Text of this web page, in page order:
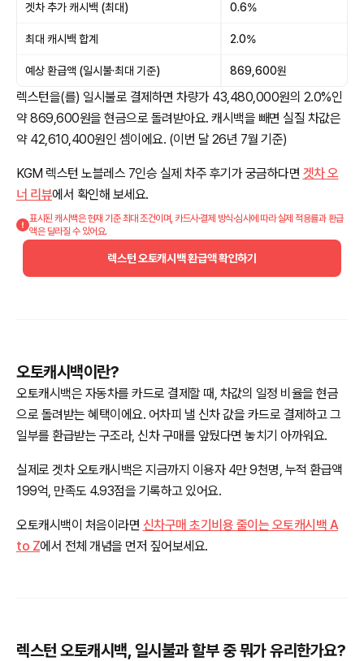
겟차 추가 캐시백 (최대) 0.6%
최대 캐시백 합계 2.0%
예상 환급액 (일시불·최대 기준) 869,600원
렉스턴을(를) 일시불로 결제하면 차량가 43,480,000원의 2.0%인
약 869,600원을 현금으로 돌려받아요. 캐시백을 빼면 실질 차값은
약 42,610,400원인 셈이에요. (이번 달 26년 7월 기준)
KGM 렉스턴 노블레스 7인승 실제 차주 후기가 궁금하다면 겟차 오
너 리뷰에서 확인해 보세요.
표시된 캐시백은 현재 기준 최대 조건이며, 카드사·결제 방식·심사에 따라 실제 적용률과 환급
액은 달라질 수 있어요.
렉스턴 오토캐시백 환급액 확인하기
오토캐시백이란?
오토캐시백은 자동차를 카드로 결제할 때, 차값의 일정 비율을 현금
으로 돌려받는 혜택이에요. 어차피 낼 신차 값을 카드로 결제하고 그
일부를 환급받는 구조라, 신차 구매를 앞뒀다면 놓치기 아까워요.
실제로 겟차 오토캐시백은 지금까지 이용자 4만 9천명, 누적 환급액
199억, 만족도 4.93점을 기록하고 있어요.
오토캐시백이 처음이라면 신차구매 초기비용 줄이는 오토캐시백 A
to Z에서 전체 개념을 먼저 짚어보세요.
렉스턴 오토캐시백, 일시불과 할부 중 뭐가 유리한가요?